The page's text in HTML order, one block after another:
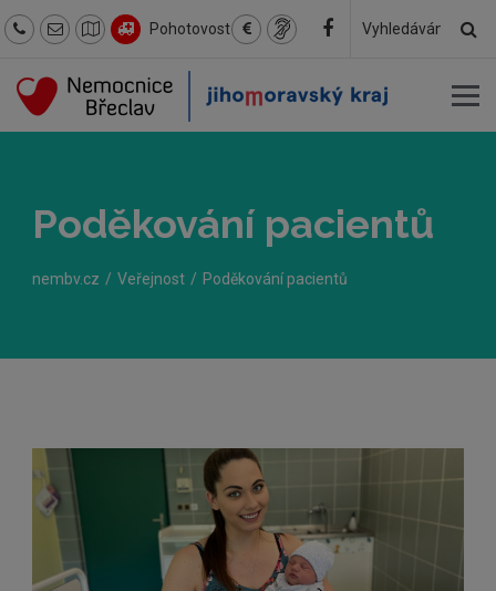
Pohotovost
Hledaný
Poděkování pacientů
nembv.cz Veřejnost Poděkování pacientů